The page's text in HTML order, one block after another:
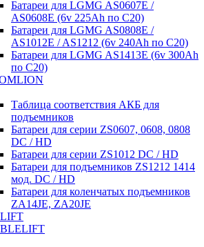
Батареи для LGMG AS0607E /
AS0608E (6v 225Ah по С20)
Батареи для LGMG AS0808E /
AS1012E / AS1212 (6v 240Ah по С20)
Батареи для LGMG AS1413E (6v 300Ah
по С20)
Таблица соответствия АКБ для
подъемников
Батареи для серии ZS0607, 0608, 0808
DC / HD
Батареи для серии ZS1012 DC / HD
Батареи для подъемников ZS1212 1414
мод. DC / HD
Батареи для коленчатых подъемников
ZA14JE, ZA20JE